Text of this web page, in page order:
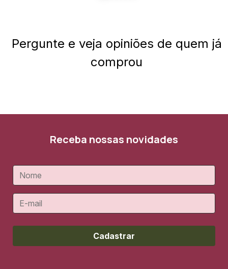
Pergunte e veja opiniões de quem já
comprou
Receba nossas novidades
Cadastrar